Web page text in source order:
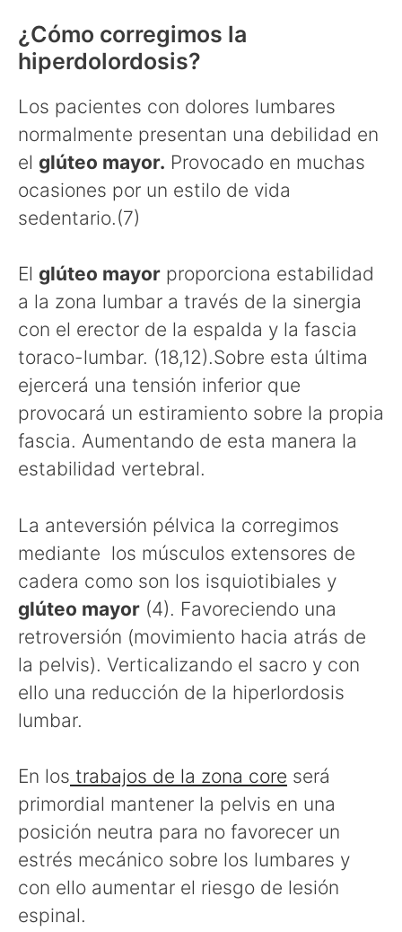
¿Cómo corregimos la
hiperdolordosis?
Los pacientes con dolores lumbares
normalmente presentan una debilidad en
el glúteo mayor. Provocado en muchas
ocasiones por un estilo de vida
sedentario.(7)
El glúteo mayor proporciona estabilidad
a la zona lumbar a través de la sinergia
con el erector de la espalda y la fascia
toraco-lumbar. (18,12).Sobre esta última
ejercerá una tensión inferior que
provocará un estiramiento sobre la propia
fascia. Aumentando de esta manera la
estabilidad vertebral.
La anteversión pélvica la corregimos
mediante los músculos extensores de
cadera como son los isquiotibiales y
glúteo mayor (4). Favoreciendo una
retroversión (movimiento hacia atrás de
la pelvis). Verticalizando el sacro y con
ello una reducción de la hiperlordosis
lumbar.
En los trabajos de la zona core será
primordial mantener la pelvis en una
posición neutra para no favorecer un
estrés mecánico sobre los lumbares y
con ello aumentar el riesgo de lesión
espinal.